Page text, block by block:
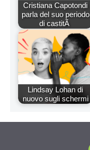
Cristiana Capotondi
parla del suo periodo
di castitÃ
Lindsay Lohan di
nuovo sugli schermi